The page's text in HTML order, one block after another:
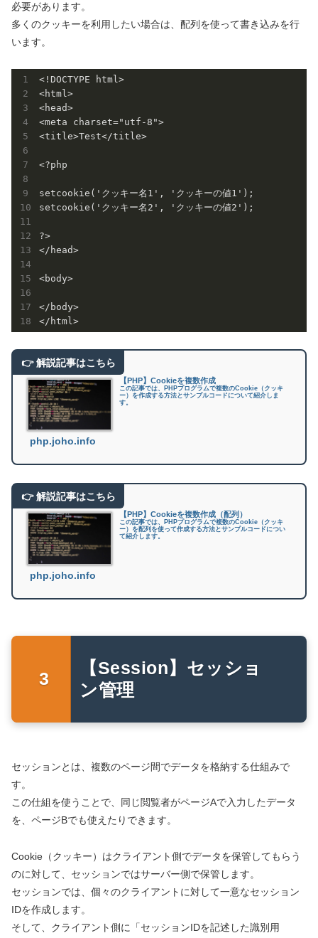
必要があります。
多くのクッキーを利用したい場合は、配列を使って書き込みを行
います。
<!DOCTYPE html>
<html>
<head>
<meta charset="utf-8">
<title>Test</title>
<?php
setcookie('クッキー名1', 'クッキーの値1');
setcookie('クッキー名2', 'クッキーの値2');
?>
</head>
<body>
</body>
【PHP】Cookieを複数作成
この記事では、PHPプログラムで複数のCookie（クッキ
ー）を作成する方法とサンプルコードについて紹介しま
す。
php.joho.info
【PHP】Cookieを複数作成（配列）
この記事では、PHPプログラムで複数のCookie（クッキ
ー）を配列を使って作成する方法とサンプルコードについ
て紹介します。
php.joho.info
【Session】セッショ
ン管理
セッションとは、複数のページ間でデータを格納する仕組みで
す。
この仕組を使うことで、同じ閲覧者がページAで入力したデータ
を、ページBでも使えたりできます。
Cookie（クッキー）はクライアント側でデータを保管してもらう
のに対して、セッションではサーバー側で保管します。
セッションでは、個々のクライアントに対して一意なセッション
IDを作成します。
そして、クライアント側に「セッションIDを記述した識別用